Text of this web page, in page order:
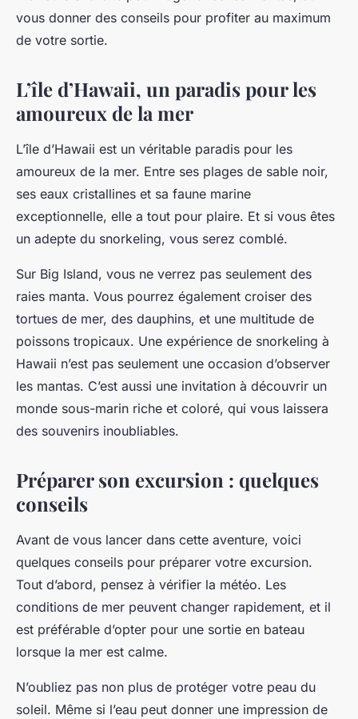
vous donner des conseils pour profiter au maximum
de votre sortie.
L’île d’Hawaii, un paradis pour les
amoureux de la mer
L’île d’Hawaii est un véritable paradis pour les
amoureux de la mer. Entre ses plages de sable noir,
ses eaux cristallines et sa faune marine
exceptionnelle, elle a tout pour plaire. Et si vous êtes
un adepte du snorkeling, vous serez comblé.
Sur Big Island, vous ne verrez pas seulement des
raies manta. Vous pourrez également croiser des
tortues de mer, des dauphins, et une multitude de
poissons tropicaux. Une expérience de snorkeling à
Hawaii n’est pas seulement une occasion d’observer
les mantas. C’est aussi une invitation à découvrir un
monde sous-marin riche et coloré, qui vous laissera
des souvenirs inoubliables.
Préparer son excursion : quelques
conseils
Avant de vous lancer dans cette aventure, voici
quelques conseils pour préparer votre excursion.
Tout d’abord, pensez à vérifier la météo. Les
conditions de mer peuvent changer rapidement, et il
est préférable d’opter pour une sortie en bateau
lorsque la mer est calme.
N’oubliez pas non plus de protéger votre peau du
soleil. Même si l’eau peut donner une impression de